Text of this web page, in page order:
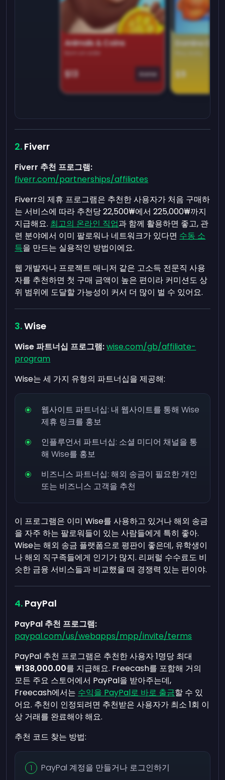
Animals & Coins
Earn on side
$13 Game
Domino
$9
Fiverr
Fiverr 추천 프로그램:
fiverr.com/partnerships/affiliates
Fiverr의 제휴 프로그램은 추천한 사용자가 처음 구매하
는 서비스에 따라 추천당 22,500₩에서 225,000₩까지
지급해요. 최고의 온라인 직업과 함께 활용하면 좋고, 관
련 분야에서 이미 팔로워나 네트워크가 있다면 수동 소
득을 만드는 실용적인 방법이에요.
웹 개발자나 프로젝트 매니저 같은 고소득 전문직 사용
자를 추천하면 첫 구매 금액이 높은 편이라 커미션도 상
위 범위에 도달할 가능성이 커서 더 많이 벌 수 있어요.
Wise
Wise 파트너십 프로그램:wise.com/gb/affiliate-
program
Wise는 세 가지 유형의 파트너십을 제공해:
웹사이트 파트너십: 내 웹사이트를 통해 Wise
제휴 링크를 홍보
인플루언서 파트너십: 소셜 미디어 채널을 통
해 Wise를 홍보
비즈니스 파트너십: 해외 송금이 필요한 개인
또는 비즈니스 고객을 추천
이 프로그램은 이미 Wise를 사용하고 있거나 해외 송금
을 자주 하는 팔로워들이 있는 사람들에게 특히 좋아.
Wise는 해외 송금 플랫폼으로 평판이 좋은데, 유학생이
나 해외 직구족들에게 인기가 많지. 리퍼럴 수수료도 비
슷한 금융 서비스들과 비교했을 때 경쟁력 있는 편이야.
PayPal
PayPal 추천 프로그램:
paypal.com/us/webapps/mpp/invite/terms
PayPal 추천 프로그램은 추천한 사용자 1명당 최대
₩138,000.00를 지급해요. Freecash를 포함해 거의
모든 주요 스토어에서 PayPal을 받아주는데,
Freecash에서는 수익을 PayPal로 바로 출금할 수 있
어요. 추천이 인정되려면 추천받은 사용자가 최소 1회 이
상 거래를 완료해야 해요.
추천 코드 찾는 방법:
PayPal 계정을 만들거나 로그인하기